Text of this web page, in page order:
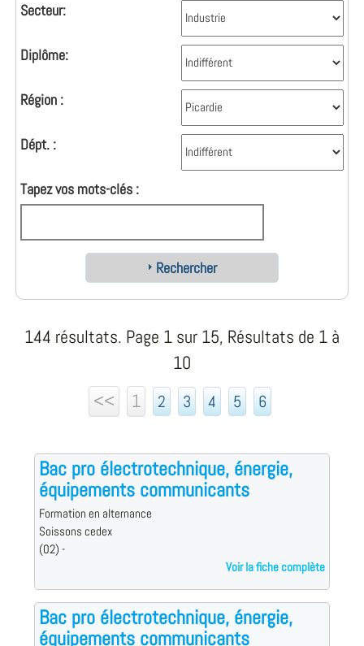
Secteur:
Diplôme:
Région :
Dépt. :
Tapez vos mots-clés :
Rechercher
144 résultats. Page 1 sur 15, Résultats de 1 à
10
<<
1 2 3 4 5 6
Bac pro électrotechnique, énergie,
équipements communicants
Formation en alternance
Soissons cedex
(02) -
Voir la fiche complète
Bac pro électrotechnique, énergie,
équipements communicants